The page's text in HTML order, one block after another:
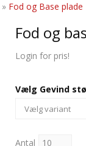
» Fod og Base plade
Fod og
Login for pris!
Vælg Gevind
Antal